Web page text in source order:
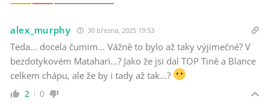
alex_murphy 30 března, 2025 19:53
Teda… docela čumim… Vážně to bylo až taky výjimečné? V
bezdotykovém Matahari…? Jako že jsi dal TOP Tině a Blance
celkem chápu, ale že by i tady až tak…?
2 0